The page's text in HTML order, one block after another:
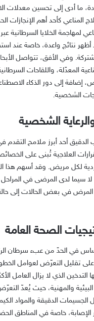
ما أدى إلى تحسين معدلات
المناعي كأحد أهم الإنجازات
لمهاجمة الخلايا السرطانية
أظهر نتائج واعدة، خاصة عند
وفي الأفق، تتواصل
المعدّلة، واللقاحات
إضافة إلى دور الذكاء
الشخصية.
الشخصية
الدقيق أحد أبرز ملامح
العلاجية تُبنى على
لكل مريض. وقد أسهم هذا
سيما لدى المرضى في
في بعض الحالات إلى
الصحة العامة
في الحدّ من عبء سرطان
على تقليل التعرّض لعوامل
الذي لا يزال العامل
البيئية والمهنية، حيث يُعدّ
الجسيمات الدقيقة والمواد
خاصة في المناطق